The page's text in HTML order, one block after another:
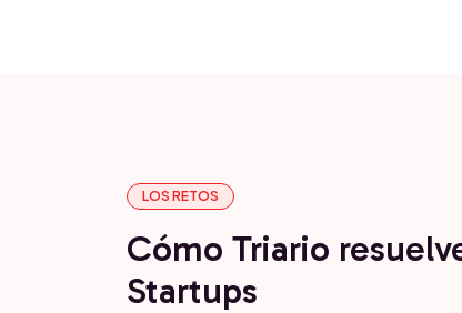
LOS RETOS
Cómo Triario
Startups